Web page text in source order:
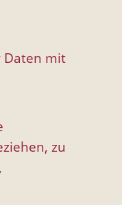
Daten mit
zu